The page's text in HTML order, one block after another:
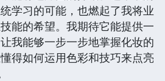
学习的可能，也燃起了我将业
能的希望。我期待它能提供一
我能够一步一步地掌握化妆的
得如何运用色彩和技巧来点亮